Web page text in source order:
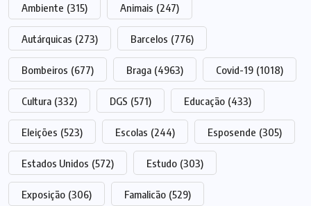
Ambiente (315) Animais (247)
Autárquicas (273) Barcelos (776)
Bombeiros (677) Braga (4963) Covid-19 (1018)
Cultura (332) DGS (571) Educação (433)
Eleições (523) Escolas (244) Esposende (305)
Estados Unidos (572) Estudo (303)
Exposição (306) Famalicão (529)